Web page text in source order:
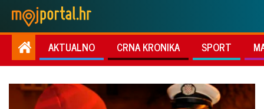
AKTUALNO CRNA KRONIKA SPORT